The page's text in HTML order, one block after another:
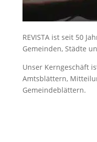
REVISTA ist seit 50
Gemeinden, Städte
Unser Kerngeschäft
Amtsblättern,
Gemeindeblättern.